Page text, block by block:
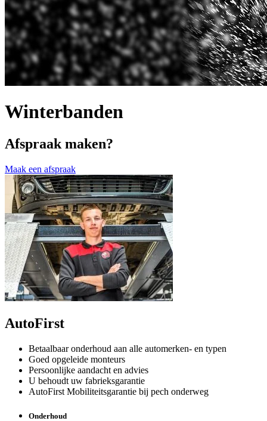
Winterbanden
Afspraak maken?
Maak een afspraak
AutoFirst
Betaalbaar onderhoud aan alle automerken- en typen
Goed opgeleide monteurs
Persoonlijke aandacht en advies
U behoudt uw fabrieksgarantie
AutoFirst Mobiliteitsgarantie bij pech onderweg
Onderhoud